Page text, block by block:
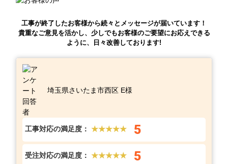
工事が終了したお客様から続々とメッセージが届いています！
貴重なご意見を活かし、少しでもお客様のご要望にお応えできる
ように、日々改善しております!
埼玉県さいたま市西区 E様
工事対応の満足度： ★★★★★ 5
受注対応の満足度： ★★★★★ 5